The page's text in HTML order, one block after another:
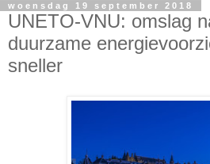
woensdag 19 september 2018
UNETO-VNU: omslag
duurzame
sneller